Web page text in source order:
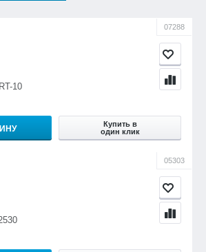
07288
10
Купить в
один клик
05303